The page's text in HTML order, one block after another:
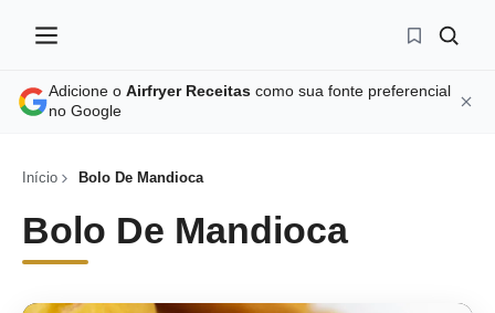
Adicione o Airfryer Receitas como sua fonte preferencial
no Google
Início Bolo De Mandioca
Bolo De Mandioca